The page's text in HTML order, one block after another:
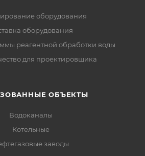
оборудования
оборудования
реагентной обработки воды
для проектировщика
ОБЪЕКТЫ
Водоканалы
Котельные
заводы